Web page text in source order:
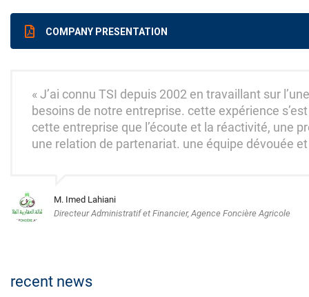
COMPANY PRESENTATION
« J’ai connu TSI depuis 2002 en travaillant sur
besoins de notre entreprise. cette expérience
cette entreprise que l’écoute et la réactivité, une
une relation de partenariat. une équipe dévouée
M. Imed Lahiani
Directeur Administratif et Financier, Agence Foncière Agricole
recent news